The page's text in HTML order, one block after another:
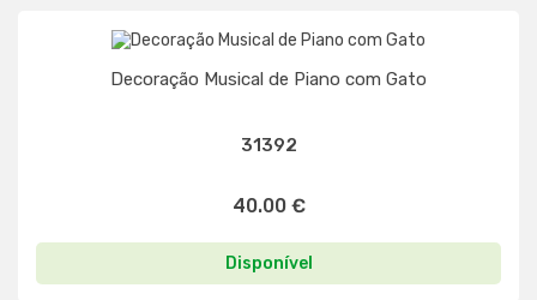
Decoração Musical de Piano com Gato
31392
40.00 €
Disponível